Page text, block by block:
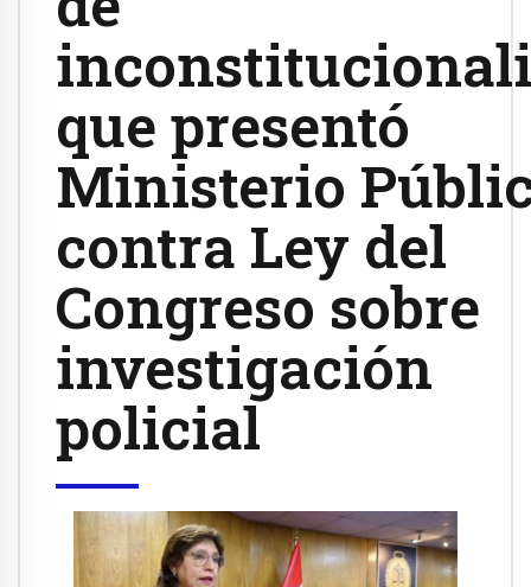
que presentó
Ministerio
contra Ley del
Congreso sobre
investigación
policial